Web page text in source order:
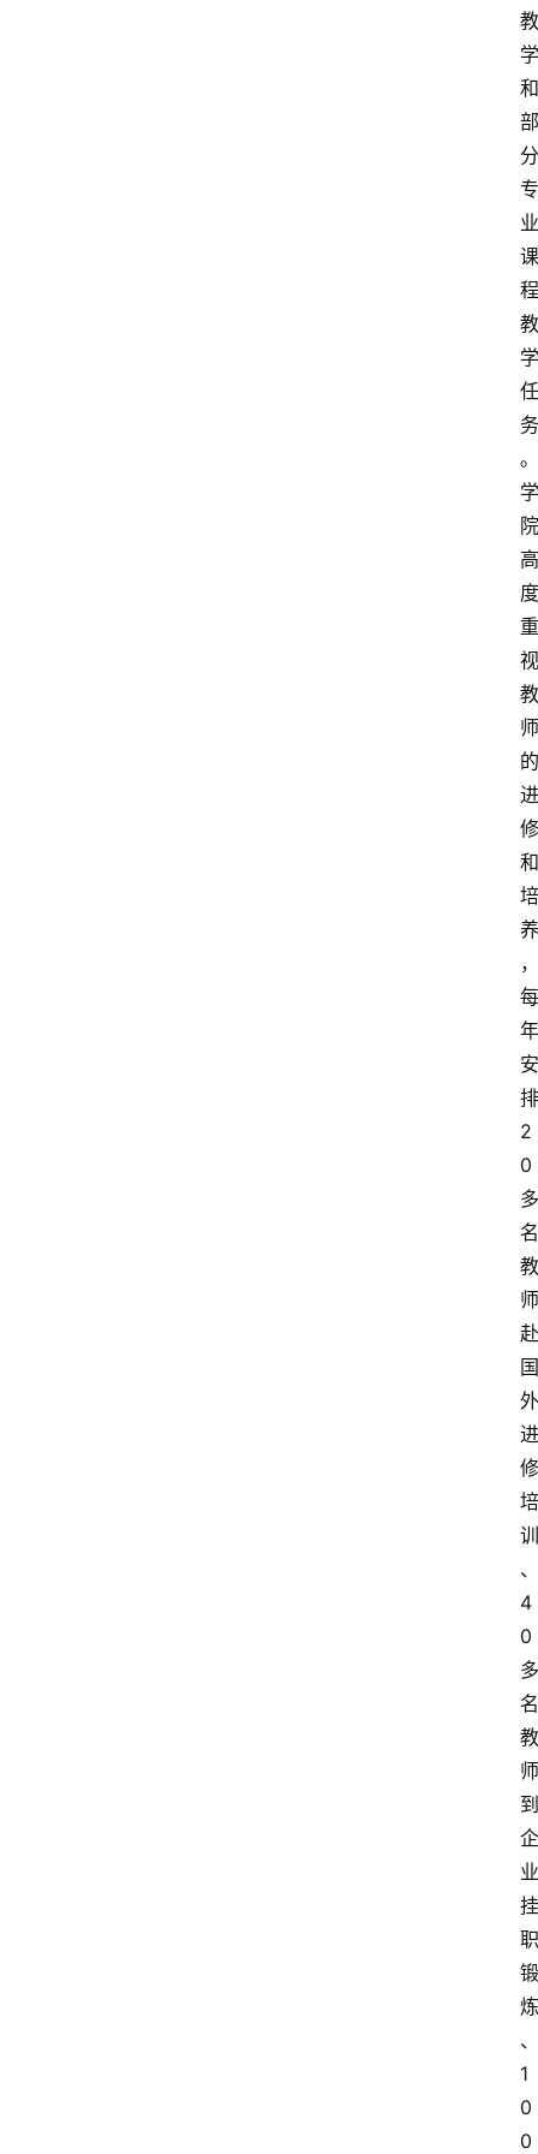
教
学
和
部
分
专
业
课
程
教
学
任
务
。
学
院
高
度
重
视
教
师
的
进
修
和
培
养
，
每
年
安
排
2
0
多
名
教
师
赴
国
外
进
修
培
训
、
4
0
多
名
教
师
到
企
业
挂
职
锻
炼
、
1
0
0